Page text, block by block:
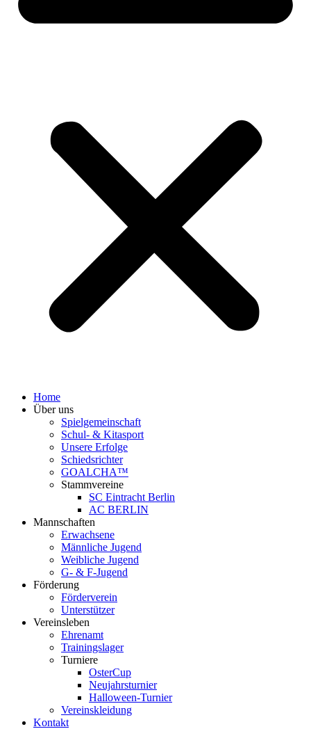
Home
Über uns
Spielgemeinschaft
Schul- & Kitasport
Unsere Erfolge
Schiedsrichter
GOALCHA™
Stammvereine
SC Eintracht Berlin
AC BERLIN
Mannschaften
Erwachsene
Männliche Jugend
Weibliche Jugend
G- & F‑Jugend
Förderung
Förderverein
Unterstützer
Vereinsleben
Ehrenamt
Trainingslager
Turniere
OsterCup
Neujahrsturnier
Halloween-Turnier
Vereinskleidung
Kontakt